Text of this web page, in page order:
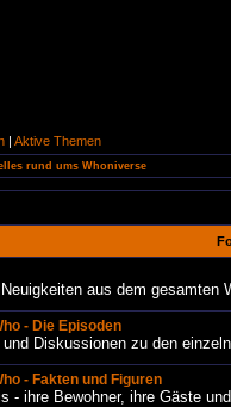
| Aktive Themen
rund ums Whoniverse
aus dem gesamten
- Die Episoden
und Diskussionen zu den
- Fakten und Figuren
- ihre Bewohner, ihre Gäste